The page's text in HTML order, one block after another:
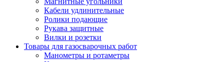
Кабели удлинительные
Ролики подающие
Рукава защитные
Вилки и розетки
Товары для газосварочных работ
Манометры и ротаметры